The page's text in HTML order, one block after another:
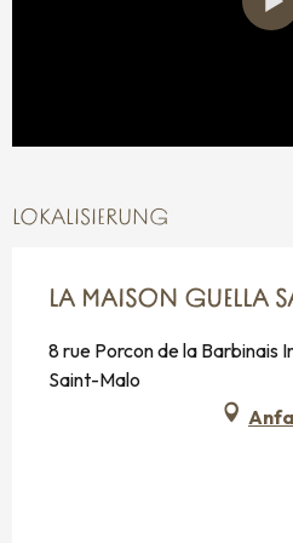
LOKALISIERUNG
LA MAISON GUELLA
8 rue Porcon de la Barbinais
Saint-Malo